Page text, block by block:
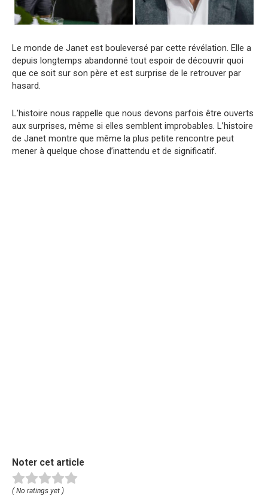
Le monde de Janet est bouleversé par cette révélation. Elle a
depuis longtemps abandonné tout espoir de découvrir quoi
que ce soit sur son père et est surprise de le retrouver par
hasard.
L’histoire nous rappelle que nous devons parfois être ouverts
aux surprises, même si elles semblent improbables. L’histoire
de Janet montre que même la plus petite rencontre peut
mener à quelque chose d’inattendu et de significatif.
Noter cet article
( No ratings yet )